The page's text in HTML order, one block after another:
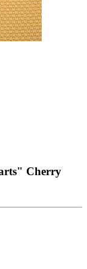
Cherry